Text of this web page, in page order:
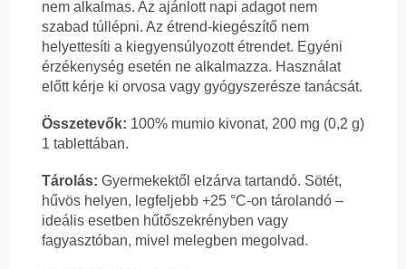
nem alkalmas. Az ajánlott napi adagot nem
szabad túllépni. Az étrend-kiegészítő nem
helyettesíti a kiegyensúlyozott étrendet. Egyéni
érzékenység esetén ne alkalmazza. Használat
előtt kérje ki orvosa vagy gyógyszerésze tanácsát.
Összetevők: 100% mumio kivonat, 200 mg (0,2 g)
1 tablettában.
Tárolás: Gyermekektől elzárva tartandó. Sötét,
hűvös helyen, legfeljebb +25 °C-on tárolandó –
ideális esetben hűtőszekrényben vagy
fagyasztóban, mivel melegben megolvad.